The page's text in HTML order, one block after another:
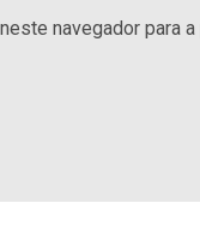
navegador para